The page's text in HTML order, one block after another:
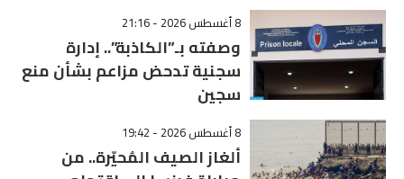
8 أغسطس 2026 - 21:16
وصفته بـ”الكاذبة”.. إدارة
سجنية تدحض مزاعم بشأن منع
سجين
8 أغسطس 2026 - 19:42
ألغاز الصيف المُحيّرة.. من